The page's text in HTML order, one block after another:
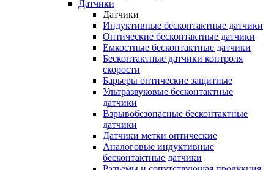
Датчики
Датчики
Индуктивные бесконтактные датчики
Оптические бесконтактные датчики
Емкостные бесконтактные датчики
Бесконтактные датчики контроля
скорости
Барьеры оптические защитные
Ультразвуковые бесконтактные
датчики
Взрывобезопасные бесконтактные
датчики
Датчики метки оптические
Аналоговые индуктивные
бесконтактные датчики